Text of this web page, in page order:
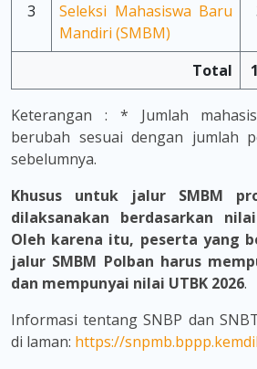
3
Seleksi Mahasiswa Baru
Mandiri (SMBM)
Total
Keterangan : * Jumlah
berubah sesuai dengan jumlah
sebelumnya.
Khusus untuk jalur SMBM
dilaksanakan berdasarkan nilai
Oleh karena itu, peserta yang
jalur SMBM Polban harus
dan mempunyai nilai UTBK 2026.
Informasi tentang SNBP dan
di laman: https://